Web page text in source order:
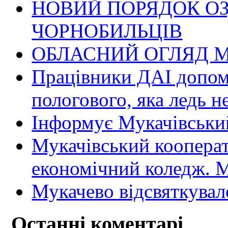
НОВИЙ ПОРЯДОК
ЧОРНОБИЛЬЦІВ
ОБЛАСНИЙ ОГЛЯД
Працівники ДАІ
пологового, яка ледь
Інформує
Мукачівський
економічний
Мукачево